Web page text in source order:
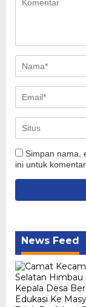
Simpan nama,
ini untuk
News Feed